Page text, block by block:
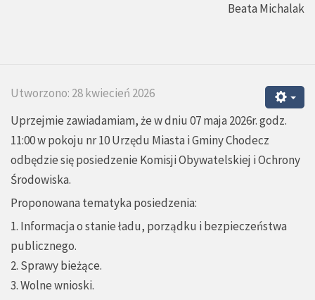
Beata Michalak
Utworzono: 28 kwiecień 2026
Uprzejmie zawiadamiam, że w dniu 07 maja 2026r. godz.
11:00 w pokoju nr 10 Urzędu Miasta i Gminy Chodecz
odbędzie się posiedzenie Komisji Obywatelskiej i Ochrony
Środowiska.
Proponowana tematyka posiedzenia:
1. Informacja o stanie ładu, porządku i bezpieczeństwa
publicznego.
2. Sprawy bieżące.
3. Wolne wnioski.